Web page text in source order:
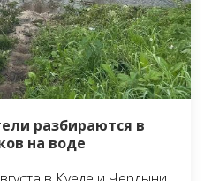
разбираются в
на воде